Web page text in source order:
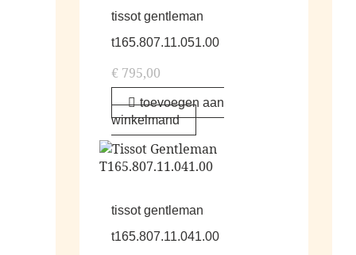
tissot gentleman
t165.807.11.051.00
€ 795,00
toevoegen aan
winkelmand
tissot gentleman
t165.807.11.041.00